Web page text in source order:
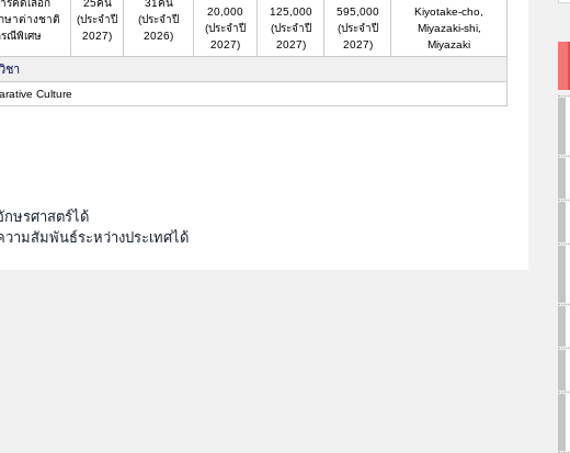
รคัดเลือก
ษาต่างชาติ
ณีพิเศษ
25คน
(ประจำปี
2027)
31คน
(ประจำปี
2026)
20,000
(ประจำปี
2027)
125,000
(ประจำปี
2027)
595,000
(ประจำปี
2027)
Kiyotake-cho,
Miyazaki-shi,
Miyazaki
ชา
Culture
ษรศาสตร์ได้
ามสัมพันธ์ระหว่างประเทศได้